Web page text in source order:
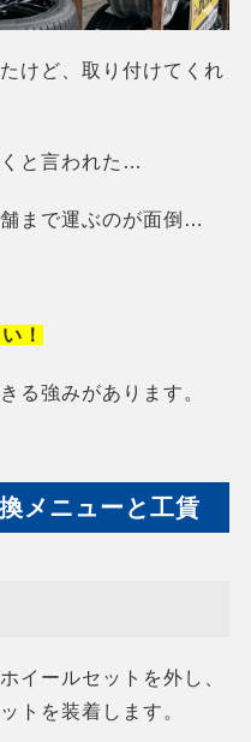
けど、取り付けてくれ
と言われた…
まで運ぶのが面倒…
！
る強みがあります。
メニューと工賃
イールセットを外し、
トを装着します。